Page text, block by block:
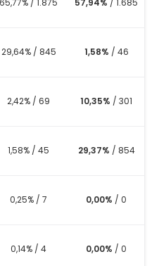
65,77% / 1.875 57,94% / 1.685
29,64% / 845 1,58% / 46
2,42% / 69 10,35% / 301
1,58% / 45 29,37% / 854
0,25% / 7 0,00% / 0
0,14% / 4 0,00% / 0